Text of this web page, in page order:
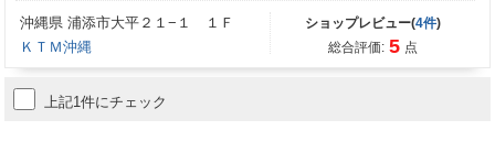
沖縄県 浦添市大平２１−１ １Ｆ
ＫＴＭ沖縄
ショップレビュー(4件)
総合評価: 5 点
上記1件にチェック